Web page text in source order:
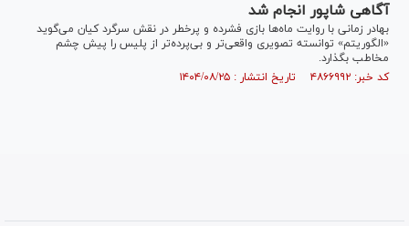
آگاهی شاپور انجام شد
بهادر زمانی با روایت ماه‌ها بازی فشرده و پرخطر در نقش سرگرد کیان می‌گوید
«الگوریتم» توانسته تصویری واقعی‌تر و بی‌پرده‌تر از پلیس را پیش چشم
مخاطب بگذارد.
کد خبر: ۴۸۶۶۹۹۲ تاریخ انتشار : ۱۴۰۴/۰۸/۲۵